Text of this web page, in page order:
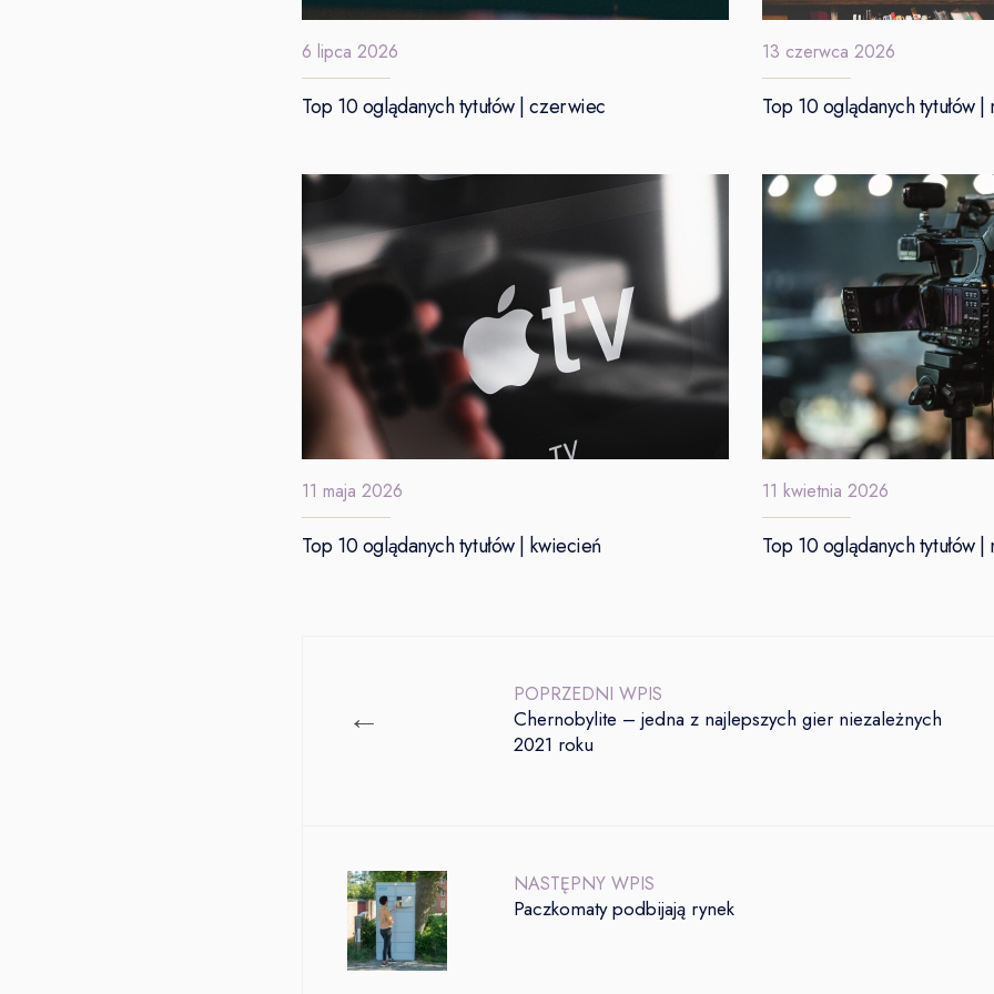
6 lipca 2026
Top 10 oglądanych tytułów | czerwiec
13 czerwca 2026
Top 10 oglądanych tytułów |
11 maja 2026
Top 10 oglądanych tytułów | kwiecień
11 kwietnia 2026
Top 10 oglądanych tytułów
←
POPRZEDNI WPIS
Chernobylite – jedna z najlepszych gier niezależnych
2021 roku
NASTĘPNY WPIS
Paczkomaty podbijają rynek